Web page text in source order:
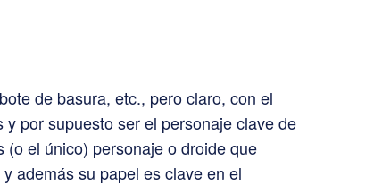
de basura, etc., pero claro, con el
por supuesto ser el personaje clave de
el único) personaje o droide que
además su papel es clave en el